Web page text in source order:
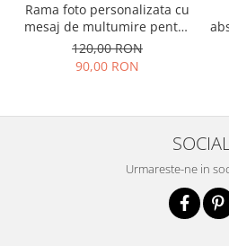
Rama foto personalizata cu
mesaj de multumire pentru
nasii de botez | Cadou
emotional pentru nasi
120,00 RON
90,00 RON
Urmareste-ne in